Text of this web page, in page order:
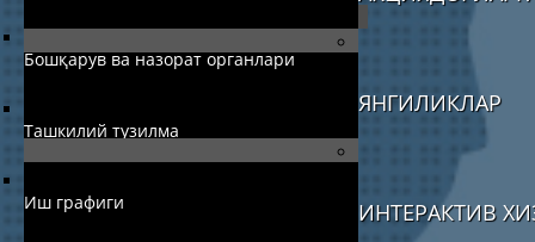
Бошқарув ва назорат органлари
Ташкилий тузилма
Иш графиги
ЯНГИЛИКЛАР
ИНТЕРАКТИВ